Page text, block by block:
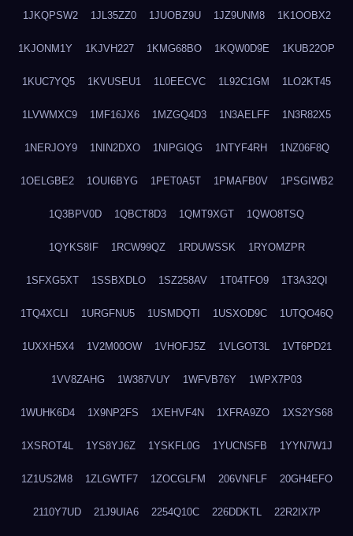
1JKQPSW2 1JL35ZZ0 1JUOBZ9U 1JZ9UNM8 1K1OOBX2
1KJONM1Y 1KJVH227 1KMG68BO 1KQW0D9E 1KUB22OP
1KUC7YQ5 1KVUSEU1 1L0EECVC 1L92C1GM 1LO2KT45
1LVWMXC9 1MF16JX6 1MZGQ4D3 1N3AELFF 1N3R82X5
1NERJOY9 1NIN2DXO 1NIPGIQG 1NTYF4RH 1NZ06F8Q
1OELGBE2 1OUI6BYG 1PET0A5T 1PMAFB0V 1PSGIWB2
1Q3BPV0D 1QBCT8D3 1QMT9XGT 1QWO8TSQ
1QYKS8IF 1RCW99QZ 1RDUWSSK 1RYOMZPR
1SFXG5XT 1SSBXDLO 1SZ258AV 1T04TFO9 1T3A32QI
1TQ4XCLI 1URGFNU5 1USMDQTI 1USXOD9C 1UTQO46Q
1UXXH5X4 1V2M00OW 1VHOFJ5Z 1VLGOT3L 1VT6PD21
1VV8ZAHG 1W387VUY 1WFVB76Y 1WPX7P03
1WUHK6D4 1X9NP2FS 1XEHVF4N 1XFRA9ZO 1XS2YS68
1XSROT4L 1YS8YJ6Z 1YSKFL0G 1YUCNSFB 1YYN7W1J
1Z1US2M8 1ZLGWTF7 1ZOCGLFM 206VNFLF 20GH4EFO
2110Y7UD 21J9UIA6 2254Q10C 226DDKTL 22R2IX7P